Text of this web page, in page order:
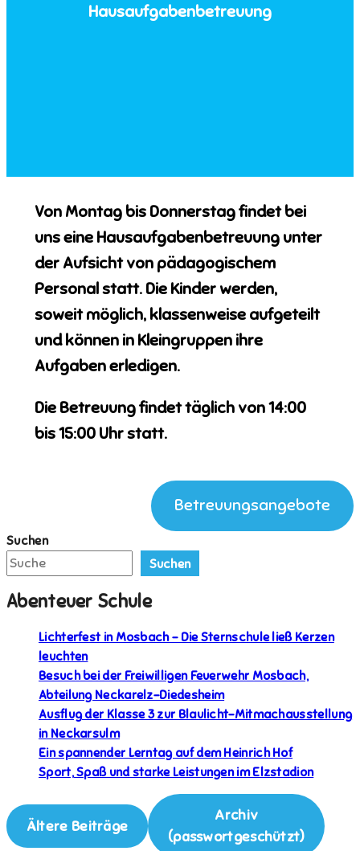
Hausaufgabenbetreuung
Von Montag bis Donnerstagfindet bei
uns eine Hausaufgabenbetreuungunter
der Aufsicht von pädagogischem
Personalstatt. Die Kinder werden,
soweit möglich, klassenweise aufgeteilt
und können in Kleingruppenihre
Aufgaben erledigen.
Die Betreuung findet täglich von14:00
bis 15:00 Uhrstatt.
Betreuungsangebote
Suchen
Suchen
Abenteuer Schule
Lichterfest in Mosbach – Die Sternschule ließ Kerzen
leuchten
Besuch bei der Freiwilligen Feuerwehr Mosbach,
Abteilung Neckarelz-Diedesheim
Ausflug der Klasse 3 zur Blaulicht-Mitmachausstellung
in Neckarsulm
Ein spannender Lerntag auf dem Heinrich Hof
Sport, Spaß und starke Leistungen im Elzstadion
Ältere Beiträge
Archiv
(passwortgeschützt)